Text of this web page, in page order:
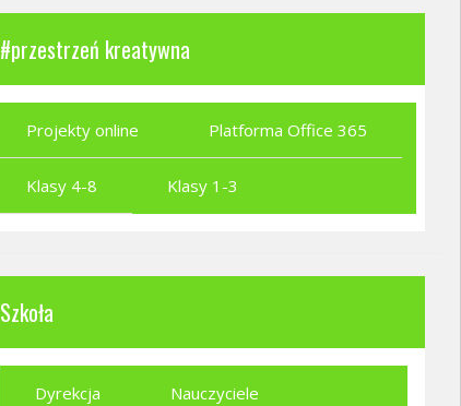
#przestrzeń kreatywna
Projekty online Platforma Office 365
Klasy 4-8 Klasy 1-3
Szkoła
Dyrekcja Nauczyciele